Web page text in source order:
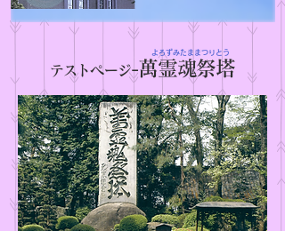
よろずみたままつりとう
テストページ-萬霊魂祭塔